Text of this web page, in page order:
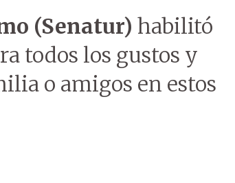
(Senatur) habilitó
todos los gustos y
o amigos en estos